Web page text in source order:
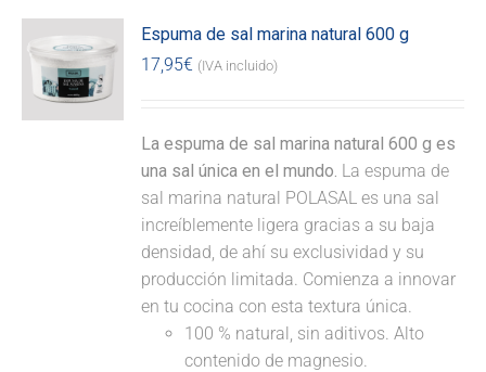
Espuma de sal marina natural 600 g
17,95€ (IVA incluido)
La espuma de sal marina natural 600 g es
una sal única en el mundo. La espuma de
sal marina natural POLASAL es una sal
increíblemente ligera gracias a su baja
densidad, de ahí su exclusividad y su
producción limitada. Comienza a innovar
en tu cocina con esta textura única.
100 % natural, sin aditivos. Alto
contenido de magnesio.